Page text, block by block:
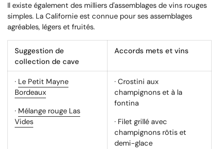
Il existe également des milliers d'assemblages de vins rouges
simples. La Californie est connue pour ses assemblages
agréables, légers et fruités.
Suggestion de
collection de cave
Accords mets et vins
· Le Petit Mayne
Bordeaux
· Mélange rouge Las
Vides
· Crostini aux
champignons et à la
fontina
· Filet grillé avec
champignons rôtis et
demi-glace